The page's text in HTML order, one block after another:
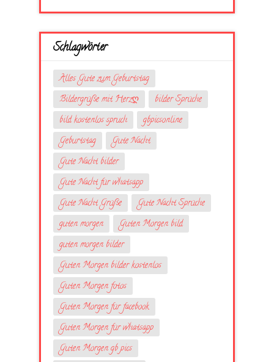
Schlagwörter
Alles Gute zum Geburtstag
Bildergrüße mit Herzღ
bilder Sprüche
bild kostenlos spruch
gbpicsonline
Geburtstag
Gute Nacht
Gute Nacht bilder
Gute Nacht für whatsapp
Gute Nacht Grüße
Gute Nacht Sprüche
guten morgen
Guten Morgen bild
guten morgen bilder
Guten Morgen bilder kostenlos
Guten Morgen fotos
Guten Morgen für facebook
Guten Morgen für whatsapp
Guten Morgen gb pics